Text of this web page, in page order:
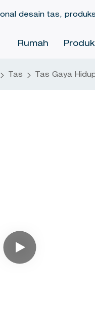
desain tas,
Rumah
Tas Tas Gaya